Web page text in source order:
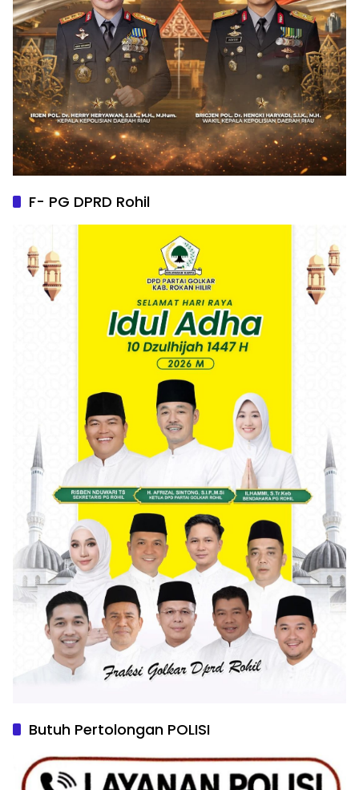
F- PG DPRD Rohil
Butuh Pertolongan POLISI